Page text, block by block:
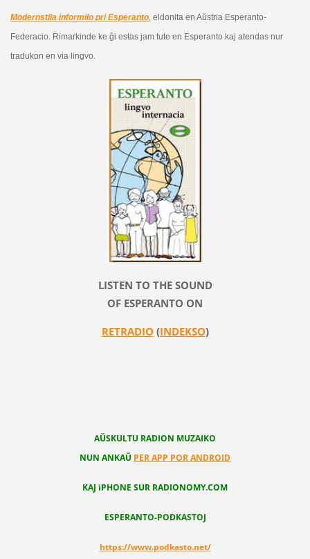
Modernstila informilo pri Esperanto, eldonita en Aŭstria Esperanto-
Federacio. Rimarkinde ke ĝi estas jam tute en Esperanto kaj atendas nur
tradukon en via lingvo.
LISTEN TO THE SOUND
OF ESPERANTO ON
RETRADIO (INDEKSO)
AŬSKULTU RADION MUZAIKO
NUN ANKAŬ PER APP POR ANDROID
KAJ iPHONE SUR RADIONOMY.COM
ESPERANTO-PODKASTOJ
https://www.podkasto.net/